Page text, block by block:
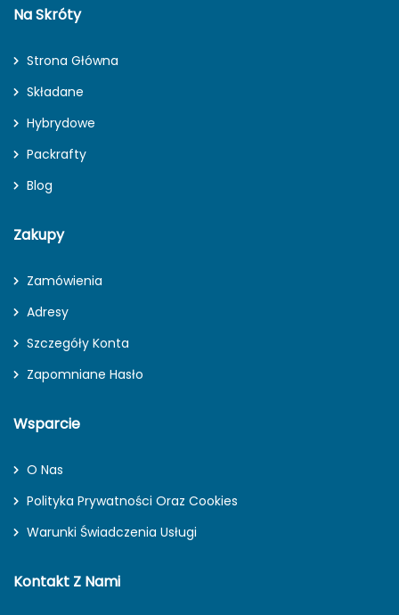
Na Skróty
Strona Główna
Składane
Hybrydowe
Packrafty
Blog
Zakupy
Zamówienia
Adresy
Szczegóły Konta
Zapomniane Hasło
Wsparcie
O Nas
Polityka Prywatności Oraz Cookies
Warunki Świadczenia Usługi
Kontakt Z Nami